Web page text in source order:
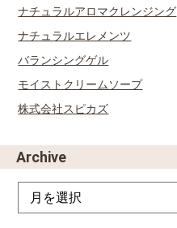
ナチュラルアロマクレンジング
ナチュラルエレメンツ
バランシングゲル
モイストクリームソープ
株式会社スピカズ
Archive